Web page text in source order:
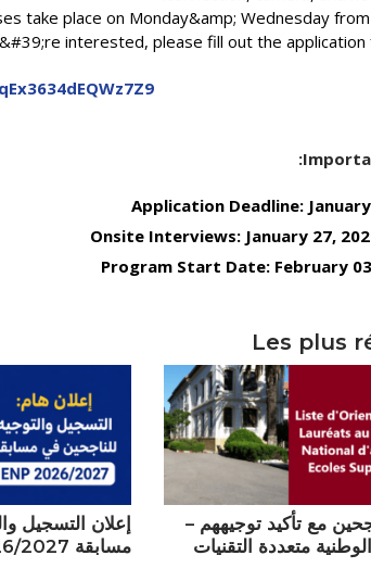
take place on Monday&amp; Wednesday
interested, please fill out the
Application Deadline:
Les plus
مع تأكيد توجيههم –
متعددة التقنيات
إعلان التسجيل
مسابقة ENP 2026/2027